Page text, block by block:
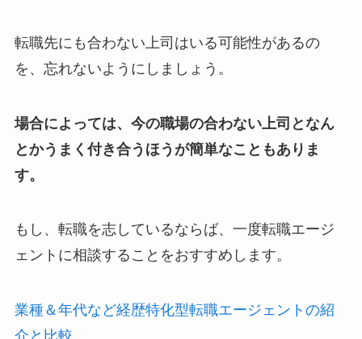
転職先にも合わない上司はいる可能性があるの
を、忘れないようにしましょう。
場合によっては、今の職場の合わない上司となん
とかうまく付き合うほうが簡単なこともありま
す。
もし、転職を志しているならば、一度転職エージ
ェントに相談することをおすすめします。
業種＆年代など経歴特化型転職エージェントの紹